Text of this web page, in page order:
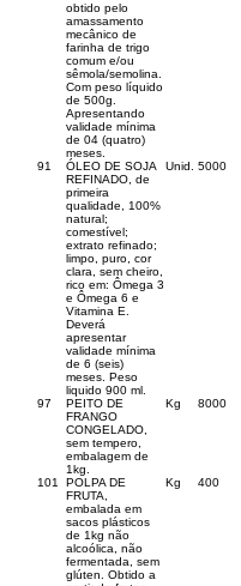
obtido pelo
amassamento
mecânico de
farinha de trigo
comum e/ou
sêmola/semolina.
Com peso líquido
de 500g.
Apresentando
validade mínima
de 04 (quatro)
meses.
91
ÓLEO DE SOJA
REFINADO, de
primeira
qualidade, 100%
natural;
comestível;
extrato refinado;
limpo, puro, cor
clara, sem cheiro,
rico em: Ômega 3
e Ômega 6 e
Vitamina E.
Deverá
apresentar
validade mínima
de 6 (seis)
meses. Peso
liquido 900 ml.
Unid. 5000
97
PEITO DE
FRANGO
CONGELADO,
sem tempero,
embalagem de
1kg.
Kg 8000
101
POLPA DE
FRUTA,
embalada em
sacos plásticos
de 1kg não
alcoólica, não
fermentada, sem
glúten. Obtido a
Kg 400